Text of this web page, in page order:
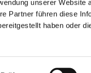
unserer
Partner führen diese
haben oder